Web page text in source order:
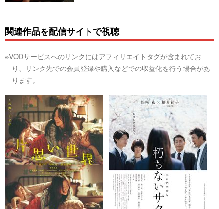
関連作品を配信サイトで視聴
※VODサービスへのリンクにはアフィリエイトタグが含まれてお
り、リンク先での会員登録や購入などでの収益化を行う場合があ
ります。